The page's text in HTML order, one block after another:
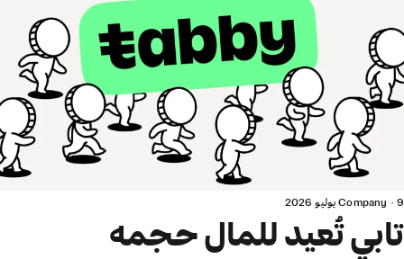
Company · 9 يوليو 2026
تابي تُعيد للمال حجمه